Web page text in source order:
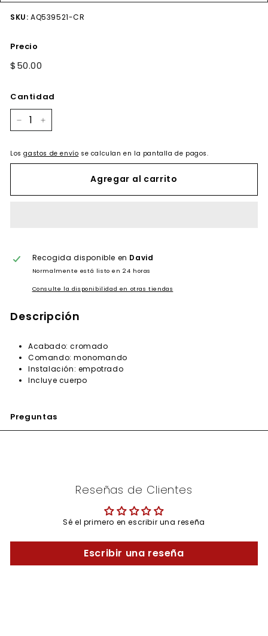
SKU: AQ539521-CR
Precio
Precio
$50.00
Cantidad
Losgastos de envío se calculan en la pantalla de pagos.
Agregar al carrito
Recogida disponible en David
Normalmente está listo en 24 horas
Consulte la disponibilidad en otras tiendas
Descripción
Acabado: cromado
Comando: monomando
Instalación: empotrado
Incluye cuerpo
Preguntas
Reseñas de Clientes
Sé el primero en escribir una reseña
Escribir una reseña